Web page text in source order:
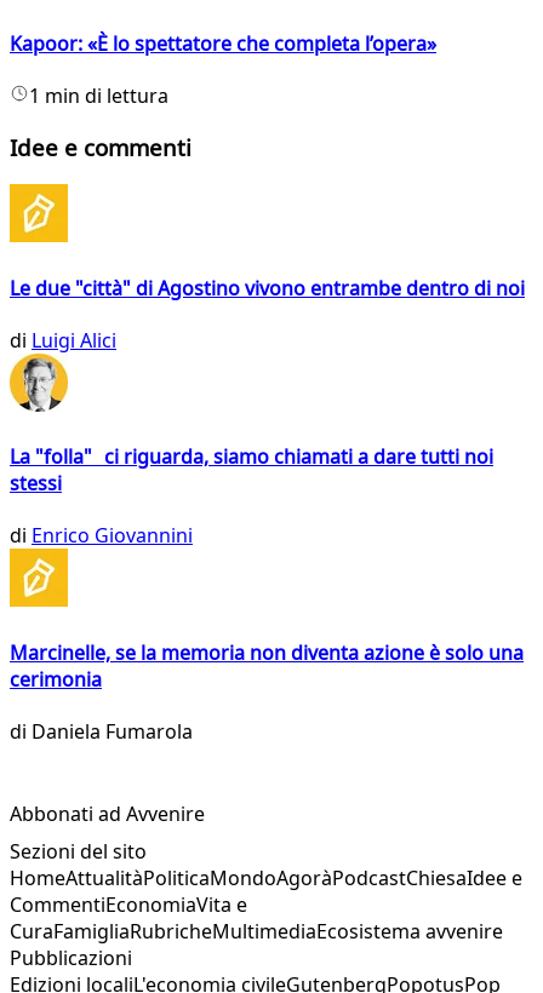
Kapoor: «È lo spettatore che completa l’opera»
1 min di lettura
Idee e commenti
Le due "città" di Agostino vivono entrambe dentro di noi
di Luigi Alici
La "folla" ci riguarda, siamo chiamati a dare tutti noi
stessi
di Enrico Giovannini
Marcinelle, se la memoria non diventa azione è solo una
cerimonia
di Daniela Fumarola
Abbonati ad Avvenire
Sezioni del sito
HomeAttualitàPoliticaMondoAgoràPodcastChiesaIdee e
CommentiEconomiaVita e
CuraFamigliaRubricheMultimediaEcosistema avvenire
Pubblicazioni
Edizioni localiL'economia civileGutenbergPopotusPop